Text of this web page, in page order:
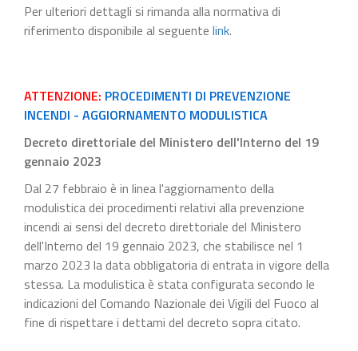
Per ulteriori dettagli si rimanda alla normativa di
riferimento disponibile al seguente link.
ATTENZIONE: PROCEDIMENTI DI PREVENZIONE
INCENDI - AGGIORNAMENTO MODULISTICA
Decreto direttoriale del Ministero dell'Interno del 19
gennaio 2023
Dal 27 febbraio è in linea l'aggiornamento della
modulistica dei procedimenti relativi alla prevenzione
incendi ai sensi del decreto direttoriale del Ministero
dell'Interno del 19 gennaio 2023, che stabilisce nel 1
marzo 2023 la data obbligatoria di entrata in vigore della
stessa. La modulistica è stata configurata secondo le
indicazioni del Comando Nazionale dei Vigili del Fuoco al
fine di rispettare i dettami del decreto sopra citato.